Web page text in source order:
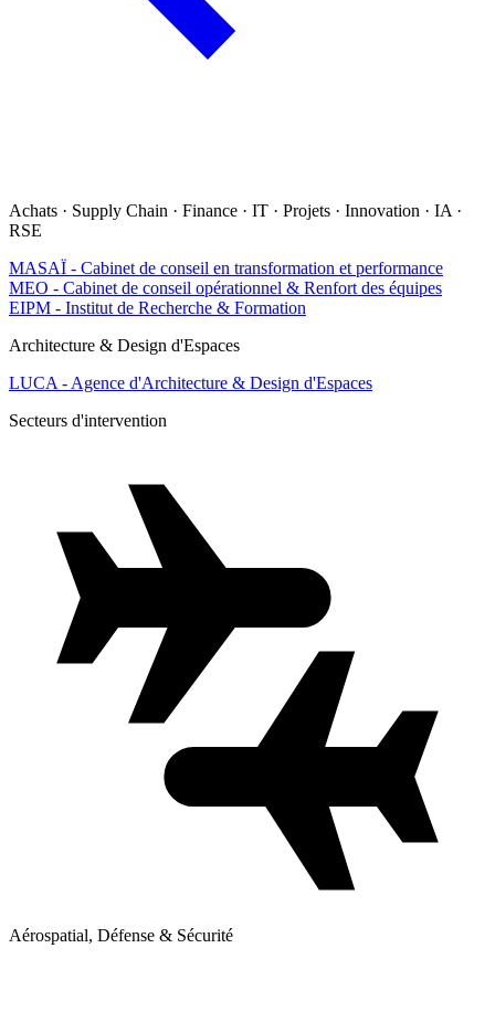
Achats · Supply Chain · Finance · IT · Projets · Innovation · IA ·
RSE
MASAÏ - Cabinet de conseil en transformation et performance
MEO - Cabinet de conseil opérationnel & Renfort des équipes
EIPM - Institut de Recherche & Formation
Architecture & Design d'Espaces
LUCA - Agence d'Architecture & Design d'Espaces
Secteurs d'intervention
Aérospatial, Défense & Sécurité